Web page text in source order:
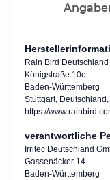
Rain Bird Deutschland
Königstraße 10c
Baden-Württemberg
Stuttgart,
https://
verantwortliche
Irritec Deutschland
Gassenäcker 14
Baden-Württemberg